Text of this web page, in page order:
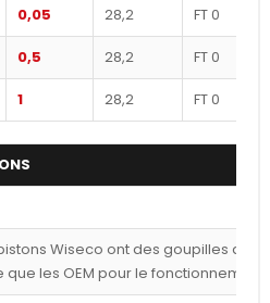
0,05 28,2 FT 0
0,5 28,2 FT 0
1 28,2 FT 0
Wiseco ont des goupilles
les OEM pour le